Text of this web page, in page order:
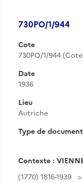
730PO/1/944
Cote
730PO/1/944
Date
1936
Lieu
Autriche
Type de document
Contexte :
(1770) 1816-1939